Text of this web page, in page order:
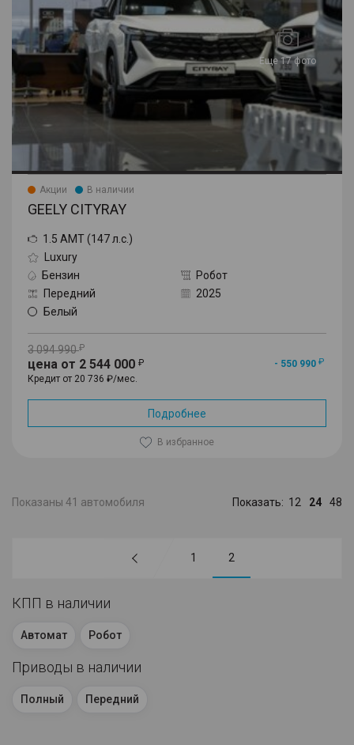
Еще 17 фото
Акции В наличии
GEELY CITYRAY
1.5 AMT (147 л.с.)
Luxury
Бензин
Робот
Передний
2025
Белый
3 094 990
цена от 2 544 000
- 550 990
Кредит от 20 736 ₽/мес.
Подробнее
В избранное
Показаны 41 автомобиля Показать: 12 24 48
1 2
КПП в наличии
Автомат Робот
Приводы в наличии
Полный Передний